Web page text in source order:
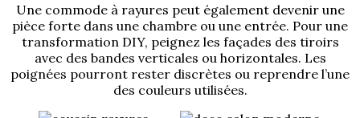
Une commode à rayures peut également devenir une
pièce forte dans une chambre ou une entrée. Pour une
transformation DIY, peignez les façades des tiroirs
avec des bandes verticales ou horizontales. Les
poignées pourront rester discrètes ou reprendre l’une
des couleurs utilisées.